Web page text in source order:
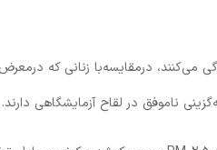
می‌کنند، درمقایسه‌با زنانی که درمعرض
ناموفق در لقاح آزمایشگاهی دارند.